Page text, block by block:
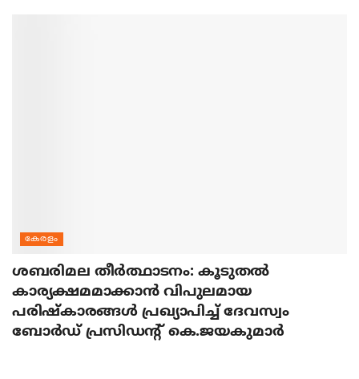
കേരളം
ശബരിമല തീര്‍ത്ഥാടനം: കൂടുതല്‍
കാര്യക്ഷമമാക്കാന്‍ വിപുലമായ
പരിഷ്‌കാരങ്ങള്‍ പ്രഖ്യാപിച്ച് ദേവസ്വം
ബോര്‍ഡ് പ്രസിഡന്റ് കെ.ജയകുമാര്‍